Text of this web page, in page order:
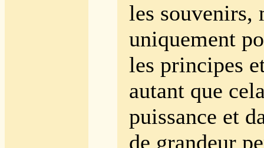
les souvenirs,
uniquement
les principes
autant que
puissance et
de grandeur